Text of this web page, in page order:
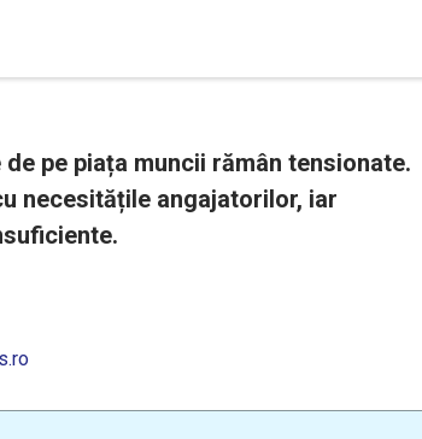
pe piața muncii rămân tensionate.
necesitățile angajatorilor, iar